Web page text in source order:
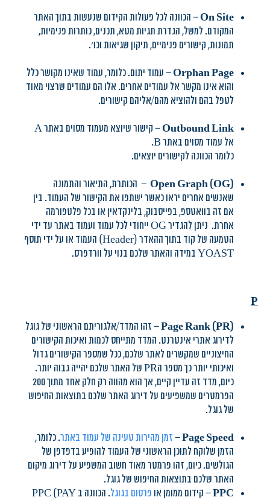
On Site – הכוונה לכל פעולות הקידום שנעשות בתוך האתר
המקודם. למשל, הגדרת תגיות מטא, תכנים, כותרות פנימיות,
תמונות, קישורים פנימיים, תיקון שגיאות וכו׳.
Orphan Page – עמוד יתום. כלומר, עמוד שאינו מקושר כלל
והוא אינו מקשר אל עמודים אחרים. אלו הם עמודים שרצוי מאוד
לטפל בהם ולהוציא מהם/אליהם קישורים.
Outbound Link
– קישור שיוצא מעמוד מסוים באתר A
אל עמוד מסוים באתר B.
כלומר הכוונה לקישורים יוצאים.
(Open Graph (OG
– הכותרת, התיאור והתמונה
שאנשים אחרים יראו כאשר ישתפו את הקישור של העמוד. בין
אם זה בוואטספ, בפייסבוק, בלינקדאין או בכל פלטפורמה
אחרת. ניתן להגדיר OG ייחודי לכל עמוד ועמוד באתר עד ידי
הטמעה של קוד בתוך ההאדר (Header) העמוד או על ידי תוסף
YOAST במידה והאתר שלכם בנוי על וורדפרס.
P
(Page Rank
(PR
– זהו המדד/אלגוריתם הראשוני של גוגל
לדירוג אתרי אינטרנט. המדד מתייחס לכמות ואיכות הקישורים
החיצוניים שמקשרים לאתר שלכם, ככל שמספר הקישורים גדול
ואיכותי יותר כך מספר הPR של האתר שלכם יהייה גבוה יותר.
כיום, מדד זה עדיין קיים, אך הוא מהווה רק חלק אחד מתוך 200
הפרמטרים שמשפיעים על דירוג האתר שלכם בתוצאות החיפוש
של גוגל.
Page Speed
– זמן מהירות טעינה של עמוד באתר. כלומר,
הזמן שלוקח לתוכן הראשוני של העמוד להופיע בדפדפן של
הגולשים. כיום, זהו פרמטר מאוד חשוב המשפיע על דירוג מיקום
האתר שלכם בתוצאות החיפוש של גוגל.
PPC– קידום ממומן או פרסום בגוגל
. הכוונה ב PPC (PAY